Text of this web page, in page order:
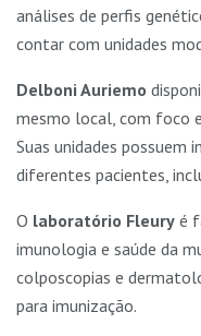
análises de perfis
contar com unidades
Delboni Auriemo
mesmo local, com foco
Suas unidades
diferentes pacientes,
O laboratório Fleury é
imunologia e saúde da
colposcopias e
para imunização.